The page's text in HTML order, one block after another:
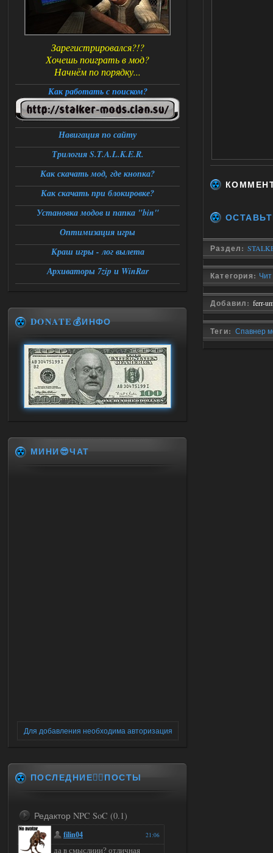
Раздел:
Категория:
Добавил: ferr-
Теги: Спавнер
Зарегистрировался?!?
Хочешь поиграть в мод?
Начнём по порядку...
Как работать с поиском?
Навигация по сайту
Трилогия S.T.A.L.K.E.R.
Как скачать мод, где кнопка?
Как скачать при блокировке?
Установка модов и папка "bin"
Оптимизация игры
Краш игры - лог вылета
Архиваторы 7zip и WinRar
DONATE💰ИНФО
МИНИ😎ЧАТ
Для добавления необходима авторизация
ПОСЛЕДНИЕ✍🏻ПОСТЫ
Редактор NPC SoC (0.1)
21:06
filin04
да в смыслиии? отличная